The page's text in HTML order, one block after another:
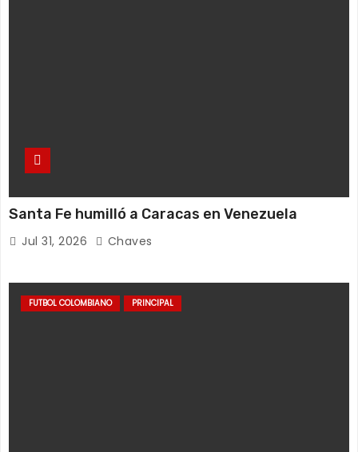
Santa Fe humilló a Caracas en Venezuela
Jul 31, 2026 Chaves
FUTBOL COLOMBIANO PRINCIPAL